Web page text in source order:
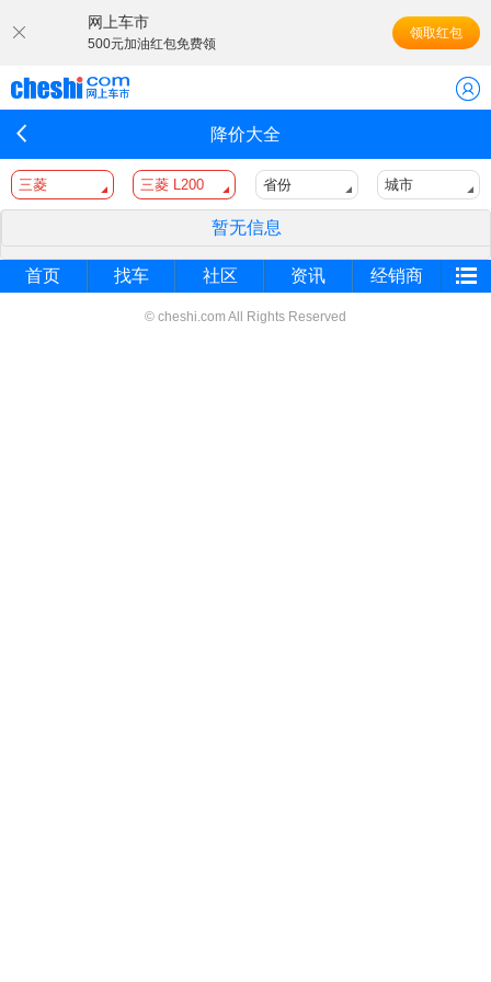
网上车市
500元加油红包免费领
领取红包
降价大全
三菱 三菱 L200 省份 城市
暂无信息
首页 找车 社区 资讯 经销商
© cheshi.com All Rights Reserved